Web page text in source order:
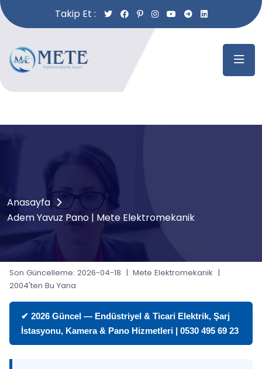
Takip Et :
Anasayfa
Adem Yavuz Pano | Mete Elektromekanik
Son Güncelleme: 2026-04-18 | Mete Elektromekanik |
2004'ten Bu Yana
✔ 2026 Güncel — Endüstriyel & Ticari Elektrik, Şarj
İstasyonu, Kamera & Pano Hizmetleri | 0530 495 69 23